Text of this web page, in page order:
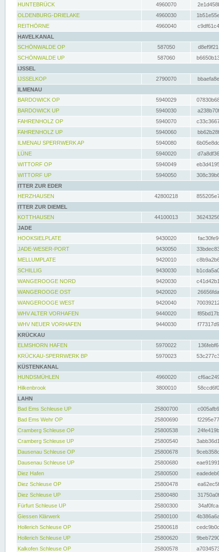
HUNTEBRÜCK
4960070
OLDENBURG-DRIELAKE
4960030
REITHÖRNE
4960040
HAVELKANAL
SCHÖNWALDE OP
587050
SCHÖNWALDE UP
587060
IJSSEL
IJSSELKOP
2790070
ILMENAU
BARDOWICK OP
5940029
BARDOWICK UP
5940030
FAHRENHOLZ OP
5940070
FAHRENHOLZ UP
5940060
ILMENAU SPERRWERK AP
5940080
LÜNE
5940020
WITTORF OP
5940049
WITTORF UP
5940050
ITTER ZUR EDER
HERZHAUSEN
42800218
ITTER ZUR DIEMEL
KOTTHAUSEN
44100013
JADE
HOOKSIELPLATE
9430020
JADE-WESER-PORT
9430050
MELLUMPLATE
9420010
SCHILLIG
9430030
WANGEROOGE NORD
9420030
WANGEROOGE OST
9420020
WANGEROOGE WEST
9420040
WHV ALTER VORHAFEN
9440020
WHV NEUER VORHAFEN
9440030
KRÜCKAU
ELMSHORN HAFEN
5970022
KRÜCKAU-SPERRWERK BP
5970023
KÜSTENKANAL
HUNDSMÜHLEN
4960020
Hilkenbrook
3800010
LAHN
Bad Ems Schleuse UP
25800700
Bad Ems Wehr OP
25800690
Cramberg Schleuse OP
25800538
Cramberg Schleuse UP
25800540
Dausenau Schleuse OP
25800678
Dausenau Schleuse UP
25800680
Diez Hafen
25800500
Diez Schleuse OP
25800478
Diez Schleuse UP
25800480
Fürfurt Schleuse UP
25800300
Giessen Klärwerk
25800100
Hollerich Schleuse OP
25800618
Hollerich Schleuse UP
25800620
Kalkofen Schleuse OP
25800578